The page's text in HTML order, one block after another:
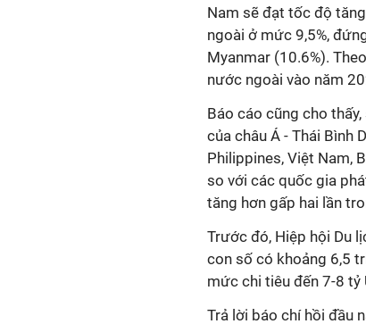
Nam sẽ đạt tốc độ
ngoài ở mức 9,5%,
Myanmar (10.6%).
nước ngoài vào năm
Báo cáo cũng cho
của châu Á - Thái Bình
Philippines, Việt Nam,
so với các quốc gia
tăng hơn gấp hai lần
Trước đó, Hiệp hội Du
con số có khoảng 6,5
mức chi tiêu đến 7-8 tỷ
Trả lời báo chí hồi đầu